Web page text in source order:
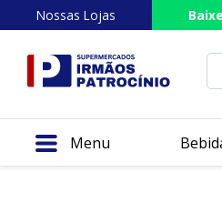
Nossas Lojas
Menu